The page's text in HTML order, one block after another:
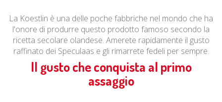
La Koestlin è una delle poche fabbriche nel mondo che ha
l'onore di produrre questo prodotto famoso secondo la
ricetta secolare olandese. Amerete rapidamente il gusto
raffinato dei Speculaas e gli rimarrete fedeli per sempre.
Il gusto che conquista al primo
assaggio